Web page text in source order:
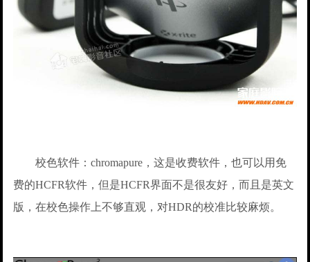
校色软件：chromapure，这是收费软件，也可以用免
费的HCFR软件，但是HCFR界面不是很友好，而且是英文
版，在校色操作上不够直观，对HDR的校准比较麻烦。